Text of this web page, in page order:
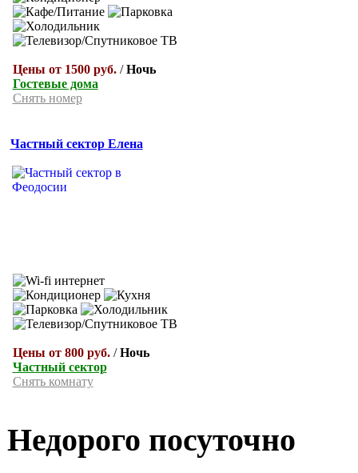
Цены от 1500 руб./Ночь
Гостевые дома
Снять номер
Частный сектор Елена
Цены от 800 руб./Ночь
Частный сектор
Снять комнату
Недорого посуточно